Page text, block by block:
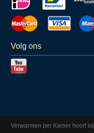
Volg ons
Verwarmen per Kamer hoort bij